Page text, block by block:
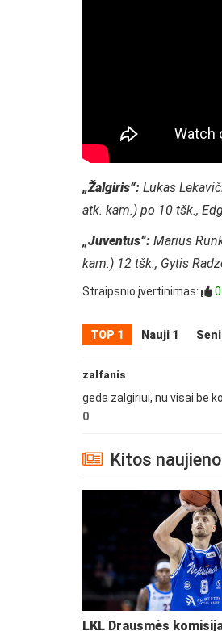
„Žalgiris“: Lukas
atk. kam.) po 10 tšk.,
„Juventus“: Marius
kam.) 12 tšk., Gytis
Straipsnio įvertinimas: 0
TOP 1 Nauji 1 Seni
zalfanis
geda zalgiriui, nu visai be
0
Kitos
LKL Drausmės